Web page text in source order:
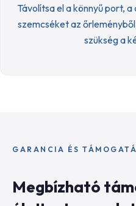
Távolítsa el a könnyű port,
szemcséket az
szükség a
GARANCIA ÉS
Megbízható